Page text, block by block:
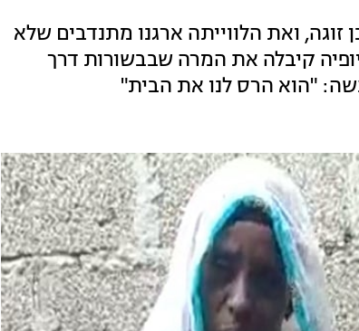
ואת הלווייתה ארגנו מתנדבים שלא
קיבלה את המרה שבבשורות דרך
"הוא הרס לנו את הבית"